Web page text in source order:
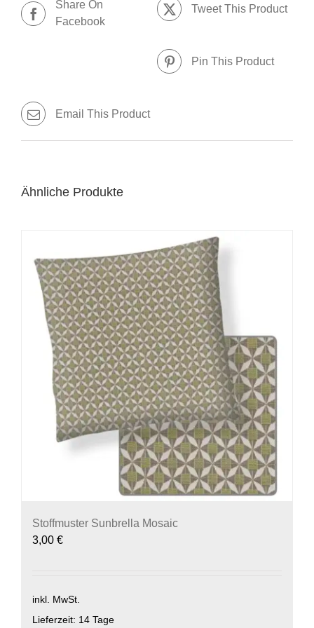
Share On
Facebook
Tweet This Product
Pin This Product
Email This Product
Ähnliche Produkte
Stoffmuster Sunbrella Mosaic
3,00 €
inkl. MwSt.
Lieferzeit: 14 Tage